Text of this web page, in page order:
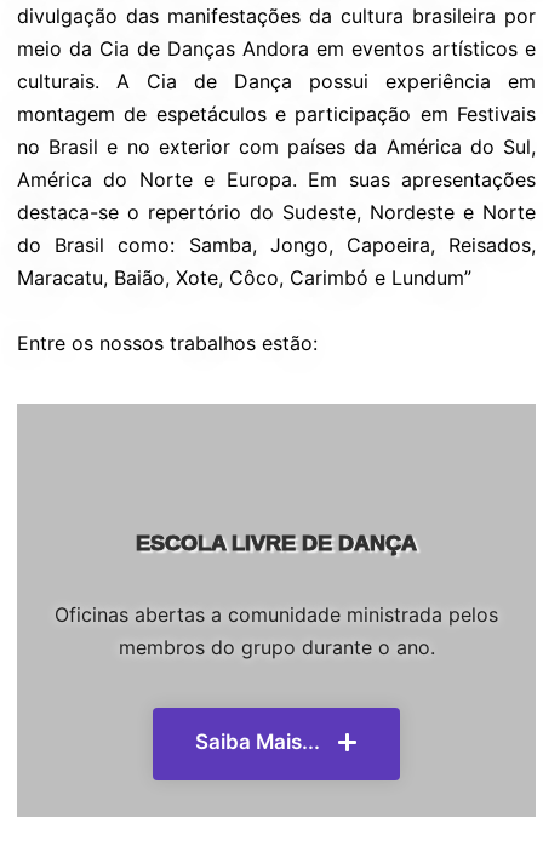
divulgação das manifestações da cultura brasileira por
meio da Cia de Danças Andora em eventos artísticos e
culturais. A Cia de Dança possui experiência em
montagem de espetáculos e participação em Festivais
no Brasil e no exterior com países da América do Sul,
América do Norte e Europa. Em suas apresentações
destaca-se o repertório do Sudeste, Nordeste e Norte
do Brasil como: Samba, Jongo, Capoeira, Reisados,
Maracatu, Baião, Xote, Côco, Carimbó e Lundum”
Entre os nossos trabalhos estão:
ESCOLA LIVRE DE DANÇA
Oficinas abertas a comunidade ministrada pelos
membros do grupo durante o ano.
Saiba Mais...